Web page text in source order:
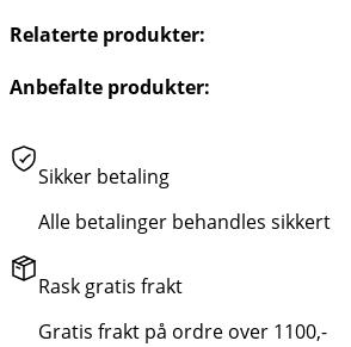
Relaterte produkter:
Anbefalte produkter:
Sikker betaling
Alle betalinger behandles sikkert
Rask gratis frakt
Gratis frakt på ordre over 1100,-